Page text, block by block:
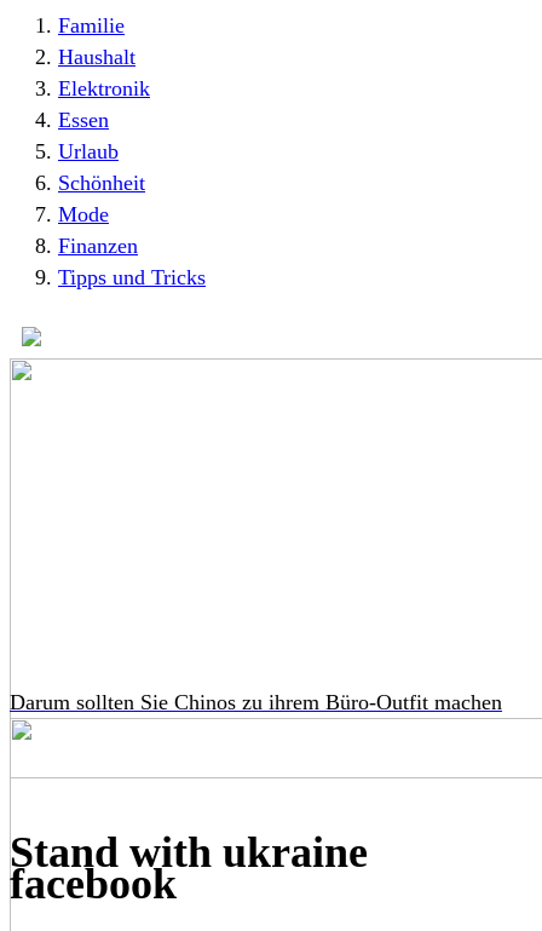
Familie
Haushalt
Elektronik
Essen
Urlaub
Schönheit
Mode
Finanzen
Tipps und Tricks
Darum sollten Sie Chinos zu ihrem Büro-Outfit machen
Stand with ukraine
facebook